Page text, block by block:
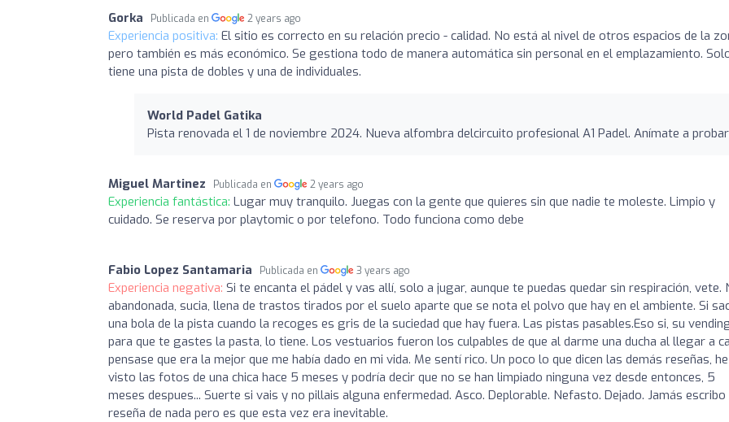
Gorka Publicada en 2 years ago
Experiencia positiva: El sitio es correcto en su relación precio - calidad. No está al nivel de otros espacios de la
pero también es más económico. Se gestiona todo de manera automática sin personal en el emplazamiento.
tiene una pista de dobles y una de individuales.
World Padel Gatika
Pista renovada el 1 de noviembre 2024. Nueva alfombra delcircuito profesional A1 Padel. Anímate a
Miguel Martinez Publicada en 2 years ago
Experiencia fantástica: Lugar muy tranquilo. Juegas con la gente que quieres sin que nadie te moleste. Limpio y
cuidado. Se reserva por playtomic o por telefono. Todo funciona como debe
Fabio Lopez Santamaria Publicada en 3 years ago
Experiencia negativa: Si te encanta el pádel y vas allí, solo a jugar, aunque te puedas quedar sin respiración, vete.
abandonada, sucia, llena de trastos tirados por el suelo aparte que se nota el polvo que hay en el ambiente. Si
una bola de la pista cuando la recoges es gris de la suciedad que hay fuera. Las pistas pasables.Eso si, su
para que te gastes la pasta, lo tiene. Los vestuarios fueron los culpables de que al darme una ducha al llegar a
pensase que era la mejor que me había dado en mi vida. Me sentí rico. Un poco lo que dicen las demás reseñas, he
visto las fotos de una chica hace 5 meses y podría decir que no se han limpiado ninguna vez desde entonces, 5
meses despues... Suerte si vais y no pillais alguna enfermedad. Asco. Deplorable. Nefasto. Dejado. Jamás escribo
reseña de nada pero es que esta vez era inevitable.